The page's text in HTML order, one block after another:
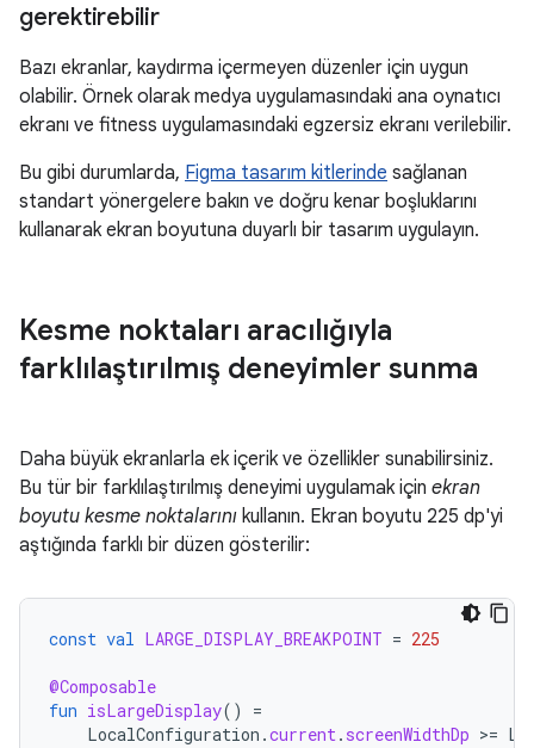
gerektirebilir
Bazı ekranlar, kaydırma içermeyen düzenler için uygun
olabilir. Örnek olarak medya uygulamasındaki ana oynatıcı
ekranı ve fitness uygulamasındaki egzersiz ekranı verilebilir.
Bu gibi durumlarda, Figma tasarım kitlerinde sağlanan
standart yönergelere bakın ve doğru kenar boşluklarını
kullanarak ekran boyutuna duyarlı bir tasarım uygulayın.
Kesme noktaları aracılığıyla
farklılaştırılmış deneyimler sunma
Daha büyük ekranlarla ek içerik ve özellikler sunabilirsiniz.
Bu tür bir farklılaştırılmış deneyimi uygulamak için ekran
boyutu kesme noktalarını kullanın. Ekran boyutu 225 dp'yi
aştığında farklı bir düzen gösterilir:
const val LARGE_DISPLAY_BREAKPOINT = 225
@Composable
fun isLargeDisplay()
=
LocalConfiguration .current . screenWidthDp >=